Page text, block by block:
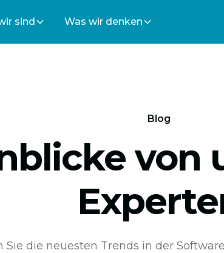
sind Was wir denken
Blog
von
Sie die neuesten Trends in der